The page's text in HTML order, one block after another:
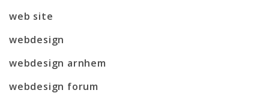
web site
webdesign
webdesign arnhem
webdesign forum